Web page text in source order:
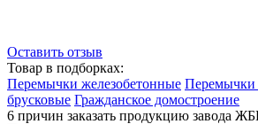
Оставить отзыв
Товар в подборках:
Перемычки железобетонные Перемычки
брусковые Гражданское домостроение
6 причин заказать продукцию завода